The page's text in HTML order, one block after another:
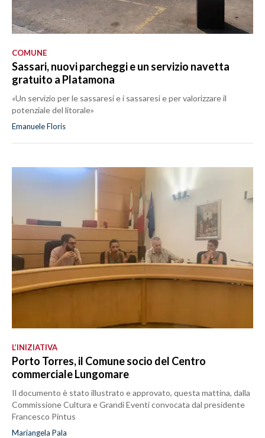
COMUNE
Sassari, nuovi parcheggi e un servizio navetta
gratuito a Platamona
«Un servizio per le sassaresi e i sassaresi e per valorizzare il
potenziale del litorale»
Emanuele Floris
L’INIZIATIVA
Porto Torres, il Comune socio del Centro
commerciale Lungomare
Il documento è stato illustrato e approvato, questa mattina, dalla
Commissione Cultura e Grandi Eventi convocata dal presidente
Francesco Pintus
Mariangela Pala